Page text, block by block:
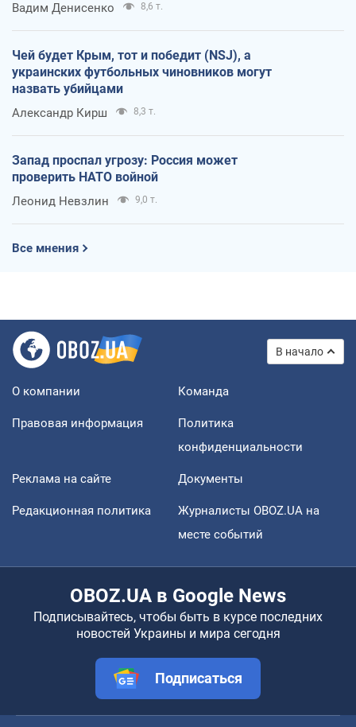
Вадим Денисенко 8,6 т.
Чей будет Крым, тот и победит (NSJ), а
украинских футбольных чиновников могут
назвать убийцами
Александр Кирш 8,3 т.
Запад проспал угрозу: Россия может
проверить НАТО войной
Леонид Невзлин 9,0 т.
Все мнения
В начало
О компании Команда
Правовая информация
Политика
конфиденциальности
Реклама на сайте Документы
Редакционная политика
Журналисты OBOZ.UA на
месте событий
OBOZ.UA в Google News
Подписывайтесь, чтобы быть в курсе последних
новостей Украины и мира сегодня
Подписаться